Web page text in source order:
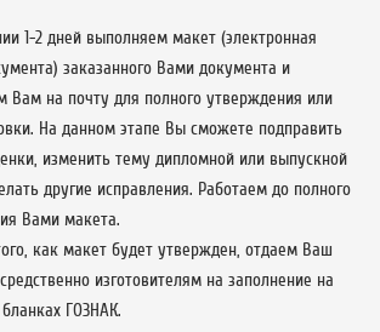
1-2 дней выполняем макет (электронная
заказанного Вами документа и
Вам на почту для полного утверждения или
На данном этапе Вы сможете подправить
изменить тему дипломной или выпускной
другие исправления. Работаем до полного
Вами макета.
как макет будет утвержден, отдаем Ваш
изготовителям на заполнение на
ГОЗНАК.